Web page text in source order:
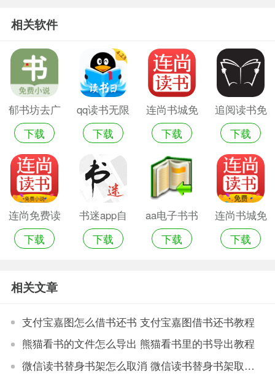
相关软件
郁书坊去广
告版
下载
qq读书无限
书币版
下载
连尚书城免
费读书
下载
追阅读书免
费追书
下载
连尚免费读
书连尚读书
下载
书迷app自
带书源
下载
aa电子书书
阅读器
下载
连尚书城免
费读书app
下载
相关文章
支付宝嘉图怎么借书还书 支付宝嘉图借书还书教程
熊猫看书的文件怎么导出 熊猫看书里的书导出教程
微信读书替身书架怎么取消 微信读书替身书架取消教程